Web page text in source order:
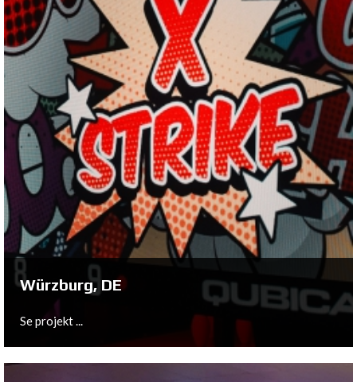
Köln, DE
Se projekt ...
Würzburg, DE
Se projekt ...